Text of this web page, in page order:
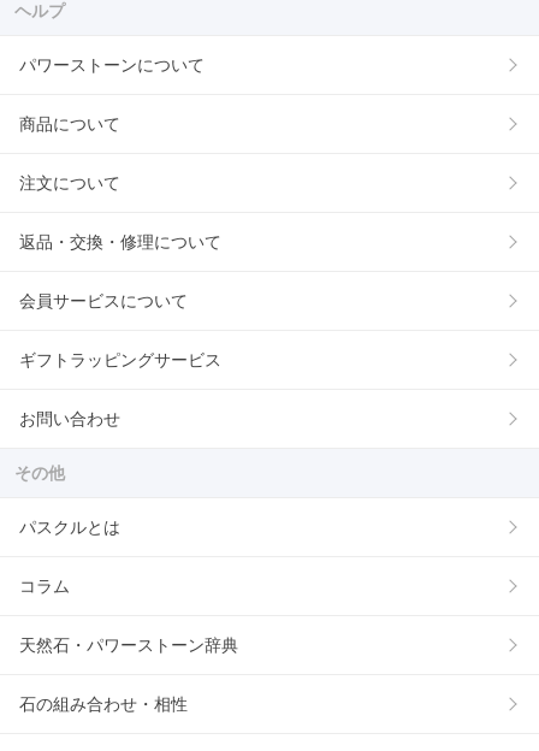
ヘルプ
パワーストーンについて
商品について
注文について
返品・交換・修理について
会員サービスについて
ギフトラッピングサービス
お問い合わせ
その他
パスクルとは
コラム
天然石・パワーストーン辞典
石の組み合わせ・相性